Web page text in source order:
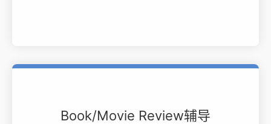
Book/Movie Review辅导